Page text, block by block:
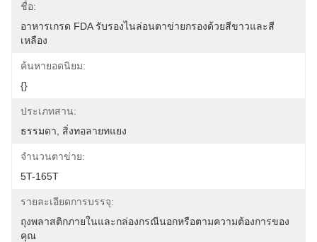
ชื่อ:
อาหารเกรด FDA รับรองไนล่อนตาข่ายกรองด้วยสีขาวและสี
เหลือง
ค้นหายอดนิยม:
{}
ประเภทสาน:
ธรรมดา, สิ่งทอลายทแยง
จำนวนตาข่าย:
5T-165T
รายละเอียดการบรรจุ:
ถุงพลาสติกภายในและกล่องกรณีนอกหรือตามความต้องการของ
คุณ